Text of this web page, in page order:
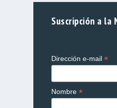
Suscripción a la
Dirección e-mail*
Nombre*